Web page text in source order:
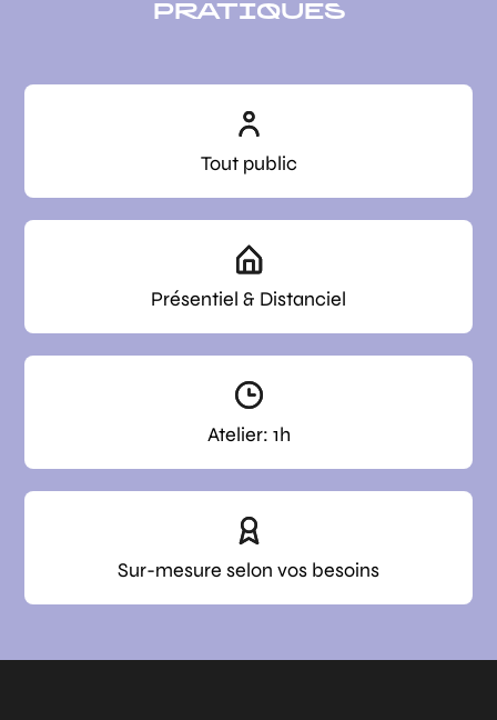
PRATIQUES
Tout public
Présentiel & Distanciel
Atelier: 1h
Sur-mesure selon vos besoins